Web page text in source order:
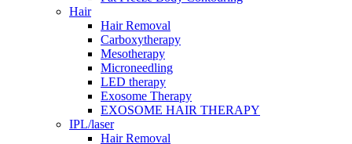
Hair
Hair Removal
Carboxytherapy
Mesotherapy
Microneedling
LED therapy
Exosome Therapy
EXOSOME HAIR THERAPY
IPL/laser
Hair Removal